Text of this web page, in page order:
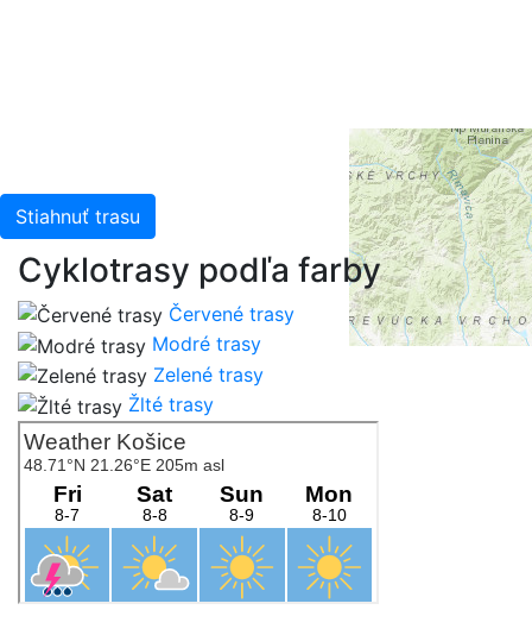
Stiahnuť trasu
Cyklotrasy podľa farby
Červené trasy
Modré trasy
Zelené trasy
Žlté trasy